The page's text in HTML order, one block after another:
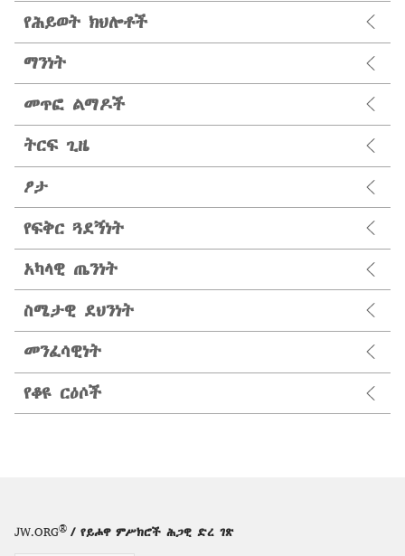
የሕይወት ክህሎቶች
ማንነት
መጥፎ ልማዶች
ትርፍ ጊዜ
ፆታ
የፍቅር ጓደኝነት
አካላዊ ጤንነት
ስሜታዊ ደህንነት
መንፈሳዊነት
የቆዩ ርዕሶች
JW.ORG® / የይሖዋ ምሥክሮች ሕጋዊ ድረ ገጽ